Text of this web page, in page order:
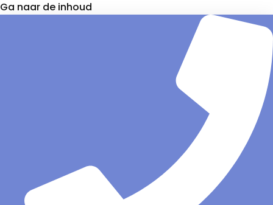
Ga naar de inhoud